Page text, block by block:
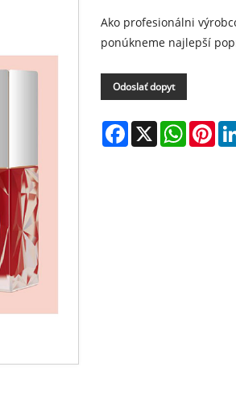
Ako profesionálni
ponúkneme najlepší
Odoslať dopyt
Facebook
X